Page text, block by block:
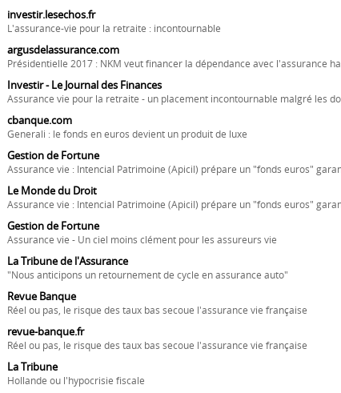
investir.lesechos.fr
L'assurance-vie pour la retraite : incontournable
argusdelassurance.com
Présidentielle 2017 : NKM veut financer la dépendance avec l'assurance
Investir - Le Journal des Finances
Assurance vie pour la retraite - un placement incontournable malgré les
cbanque.com
Generali : le fonds en euros devient un produit de luxe
Gestion de Fortune
Assurance vie : Intencial Patrimoine (Apicil) prépare un "fonds euros"
Le Monde du Droit
Assurance vie : Intencial Patrimoine (Apicil) prépare un "fonds euros"
Gestion de Fortune
Assurance vie - Un ciel moins clément pour les assureurs vie
La Tribune de l'Assurance
"Nous anticipons un retournement de cycle en assurance auto"
Revue Banque
Réel ou pas, le risque des taux bas secoue l'assurance vie française
revue-banque.fr
Réel ou pas, le risque des taux bas secoue l'assurance vie française
La Tribune
Hollande ou l'hypocrisie fiscale